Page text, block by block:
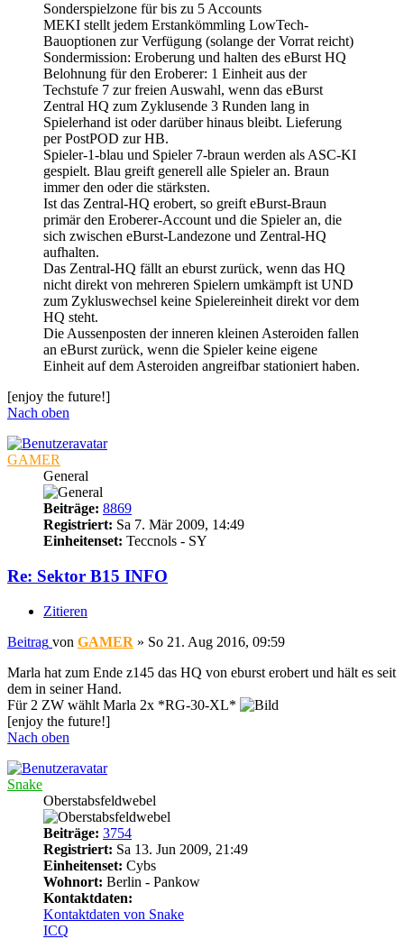
Sonderspielzone für bis zu 5 Accounts
MEKI stellt jedem Erstankömmling LowTech-
Bauoptionen zur Verfügung (solange der Vorrat reicht)
Sondermission: Eroberung und halten des eBurst HQ
Belohnung für den Eroberer: 1 Einheit aus der
Techstufe 7 zur freien Auswahl, wenn das eBurst
Zentral HQ zum Zyklusende 3 Runden lang in
Spielerhand ist oder darüber hinaus bleibt. Lieferung
per PostPOD zur HB.
Spieler-1-blau und Spieler 7-braun werden als ASC-KI
gespielt. Blau greift generell alle Spieler an. Braun
immer den oder die stärksten.
Ist das Zentral-HQ erobert, so greift eBurst-Braun
primär den Eroberer-Account und die Spieler an, die
sich zwischen eBurst-Landezone und Zentral-HQ
aufhalten.
Das Zentral-HQ fällt an eburst zurück, wenn das HQ
nicht direkt von mehreren Spielern umkämpft ist UND
zum Zykluswechsel keine Spielereinheit direkt vor dem
HQ steht.
Die Aussenposten der inneren kleinen Asteroiden fallen
an eBurst zurück, wenn die Spieler keine eigene
Einheit auf dem Asteroiden angreifbar stationiert haben.
[enjoy the future!]
Nach oben
GAMER
General
Beiträge: 8869
Registriert: Sa 7. Mär 2009, 14:49
Einheitenset: Teccnols - SY
Re: Sektor B15 INFO
Zitieren
Beitrag von GAMER » So 21. Aug 2016, 09:59
Marla hat zum Ende z145 das HQ von eburst erobert und hält es seit
dem in seiner Hand.
Für 2 ZW wählt Marla 2x *RG-30-XL*
[enjoy the future!]
Nach oben
Snake
Oberstabsfeldwebel
Beiträge: 3754
Registriert: Sa 13. Jun 2009, 21:49
Einheitenset: Cybs
Wohnort: Berlin - Pankow
Kontaktdaten:
Kontaktdaten von Snake
ICQ